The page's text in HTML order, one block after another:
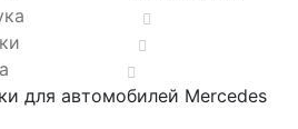
для автомобилей Mercedes